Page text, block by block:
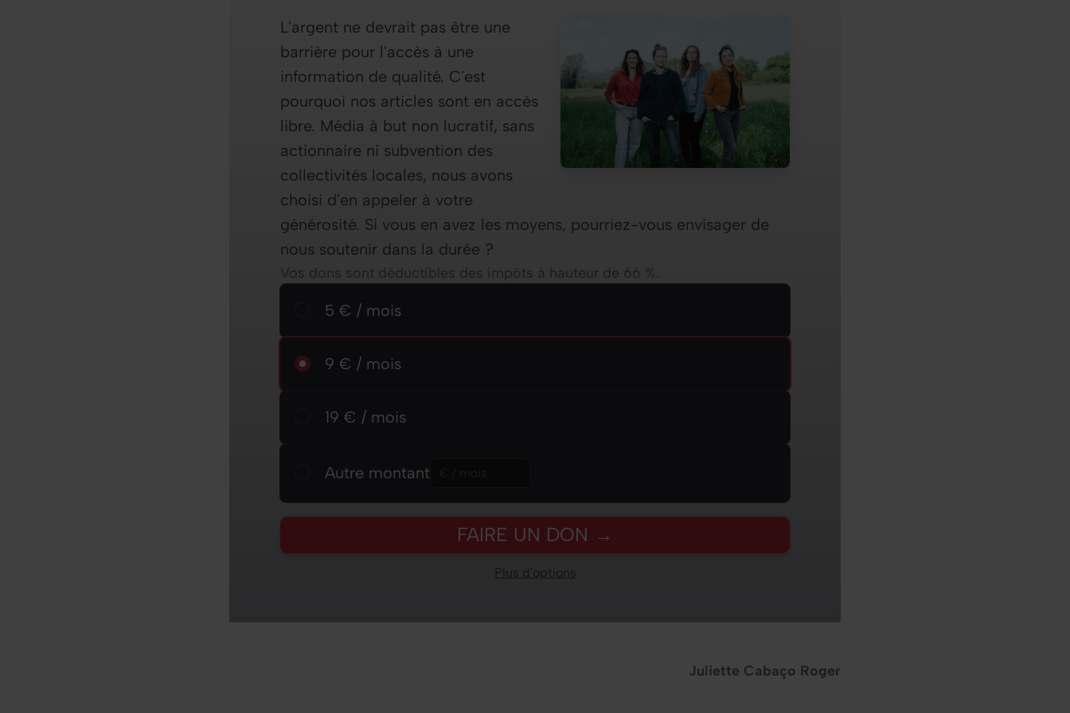
L'argent ne devrait pas être une
barrière pour l'accès à une
information de qualité. C'est
pourquoi nos articles sont en accès
libre. Média à but non lucratif, sans
actionnaire ni subvention des
collectivités locales, nous avons
choisi d'en appeler à votre
générosité. Si vous en avez les moyens, pourriez-vous envisager de
nous soutenir dans la durée ?
Vos dons sont déductibles des impôts à hauteur de 66 %.
5 € / mois
5 € / mois
9 € / mois
9 € / mois
19 € / mois
19 € / mois
Autre montant
Autre montant
FAIRE UN DON →
Plus d'options
Juliette Cabaço Roger